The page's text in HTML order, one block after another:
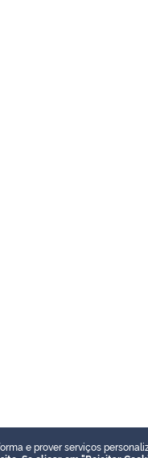
e prover serviços